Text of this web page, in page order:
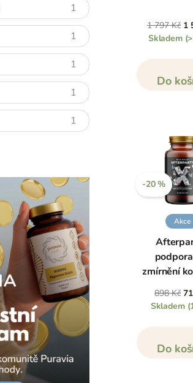
1
1
1
1
1
1 797 Kč 1
Skladem
Do
-20 %
Akce
zmírnění
80
898 Kč
Skladem
Do